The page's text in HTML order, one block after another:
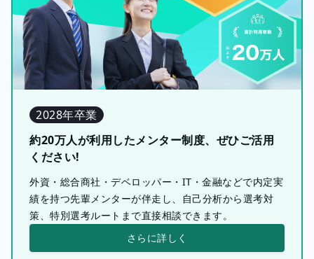
2028年卒業
約20万人が利用したメンター制度、ぜひご活用
ください!
外資・総合商社・デベロッパー・IT・金融などで内定実
績を持つ先輩メンターが伴走し、自己分析から選考対
策、特別選考ルートまで直接相談できます。
さらに詳しく